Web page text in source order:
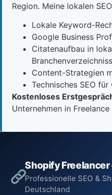
Region. Meine lokalen
Lokale Keyword-
Google Business
Citatenaufbau in
Content-Strategien
Technisches SEO
Kostenloses
Unternehmen in
Shopify
Professionelle SEO &
Deutschland